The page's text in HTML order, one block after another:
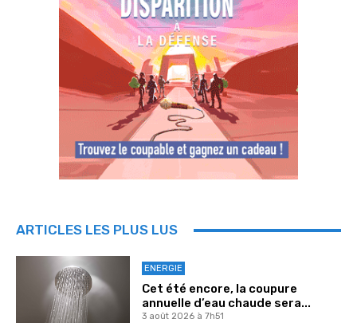
ARTICLES LES PLUS LUS
ENERGIE
Cet été encore, la coupure
annuelle d’eau chaude sera...
3 août 2026 à 7h51